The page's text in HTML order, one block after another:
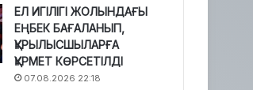
ЕЛ ИГІЛІГІ ЖОЛЫНДАҒЫ
ЕҢБЕК БАҒАЛАНЫП,
ҚҰРЫЛЫСШЫЛАРҒА
ҚҰРМЕТ КӨРСЕТІЛДІ
07.08.2026 22:18